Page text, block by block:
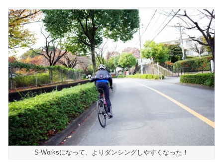
S-Worksになって、よりダンシングしやすくなった！